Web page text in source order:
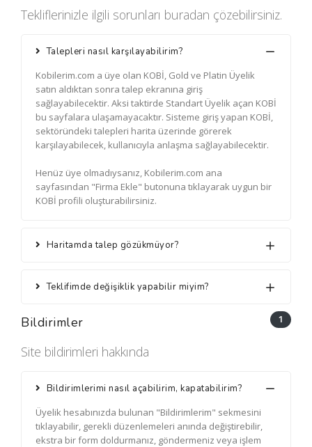
Tekliflerinizle ilgili sorunları buradan çözebilirsiniz.
Talepleri nasıl karşılayabilirim?
Kobilerim.com a üye olan KOBİ, Gold ve Platin Üyelik
satın aldıktan sonra talep ekranına giriş
sağlayabilecektir. Aksi taktirde Standart Üyelik açan KOBİ
bu sayfalara ulaşamayacaktır. Sisteme giriş yapan KOBİ,
sektöründeki talepleri harita üzerinde görerek
karşılayabilecek, kullanıcıyla anlaşma sağlayabilecektir.
Henüz üye olmadıysanız, Kobilerim.com ana
sayfasından "Firma Ekle" butonuna tıklayarak uygun bir
KOBİ profili oluşturabilirsiniz.
Haritamda talep gözükmüyor?
Teklifimde değişiklik yapabilir miyim?
Bildirimler 1
Site bildirimleri hakkında
Bildirimlerimi nasıl açabilirim, kapatabilirim?
Üyelik hesabınızda bulunan "Bildirimlerim" sekmesini
tıklayabilir, gerekli düzenlemeleri anında değiştirebilir,
ekstra bir form doldurmanız, göndermeniz veya işlem